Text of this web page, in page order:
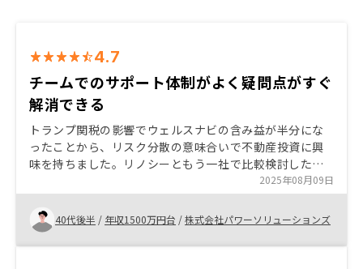
4.7
チームでのサポート体制がよく疑問点がすぐ
解消できる
トランプ関税の影響でウェルスナビの含み益が半分にな
ったことから、リスク分散の意味合いで不動産投資に興
味を持ちました。リノシーともう一社で比較検討したの
ですが、担当者の知識が豊富だったこと、紹介頂いた物
件が自身の希望にピッタリだったこともそうですが、担
当者とアシスタントの方が疑問点をLINEに送ると即座に
回答頂いたレスポンスの早さが安心感に繋がり、リノシ
ーでの購入の決め手になりました。
2025年08月09日
40代後半 / 年収1500万円台 /株式会社パワーソリューションズ